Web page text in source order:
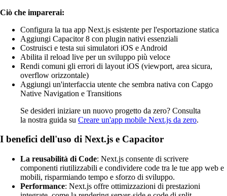
Ciò che imparerai:
Configura la tua app Next.js esistente per l'esportazione statica
Aggiungi Capacitor 8 con plugin nativi essenziali
Costruisci e testa sui simulatori iOS e Android
Abilita il reload live per un sviluppo più veloce
Rendi comuni gli errori di layout iOS (viewport, area sicura,
overflow orizzontale)
Aggiungi un'interfaccia utente che sembra nativa con Capgo
Native Navigation e Transitions
Se desideri iniziare un nuovo progetto da zero? Consulta
la nostra guida su Creare un'app mobile Next.js da zero.
I benefici dell'uso di Next.js e Capacitor
La reusabilità di Code: Next.js consente di scrivere
componenti riutilizzabili e condividere code tra le tue app web e
mobili, risparmiando tempo e sforzo di sviluppo.
Performance: Next.js offre ottimizzazioni di prestazioni